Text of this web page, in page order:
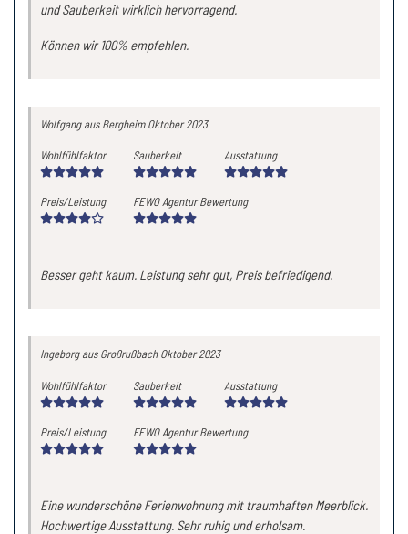
und Sauberkeit wirklich hervorragend.
Können wir 100% empfehlen.
Wolfgangaus Bergheim Oktober 2023
Wohlfühlfaktor Sauberkeit Ausstattung
Preis/Leistung FEWO Agentur Bewertung
Besser geht kaum. Leistung sehr gut, Preis befriedigend.
Ingeborgaus Großrußbach Oktober 2023
Wohlfühlfaktor Sauberkeit Ausstattung
Preis/Leistung FEWO Agentur Bewertung
Eine wunderschöne Ferienwohnung mit traumhaften Meerblick.
Hochwertige Ausstattung. Sehr ruhig und erholsam.